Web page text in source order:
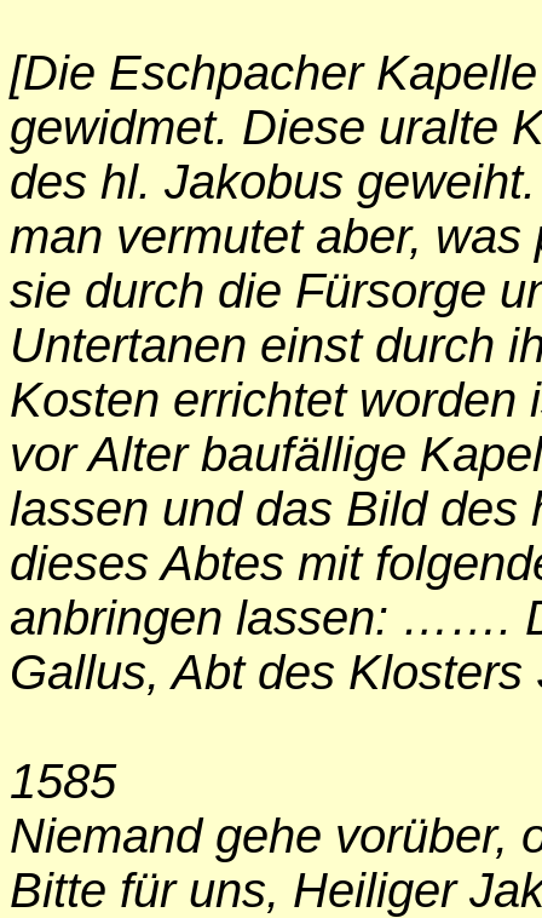
[Die Eschpacher
gewidmet. Diese uralte
des hl. Jakobus
man vermutet aber,
sie durch die Fürsorge
Untertanen einst durch
Kosten errichtet worden
vor Alter baufällige
lassen und das Bild des
dieses Abtes mit
anbringen lassen: …….
Gallus, Abt des
1585
Niemand gehe vorüber,
Bitte für uns, Heiliger